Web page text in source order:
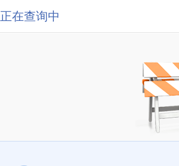
正在查询中